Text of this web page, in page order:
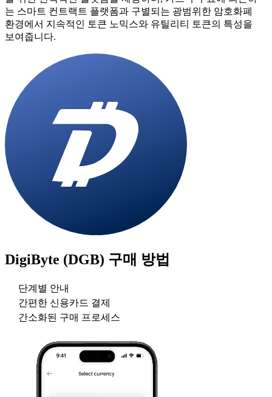
는 스마트 컨트랙트 플랫폼과 구별되는 광범위한 암호화폐
환경에서 지속적인 토큰 노믹스와 유틸리티 토큰의 특성을
보여줍니다.
DigiByte (DGB) 구매 방법
단계별 안내
간편한 신용카드 결제
간소화된 구매 프로세스